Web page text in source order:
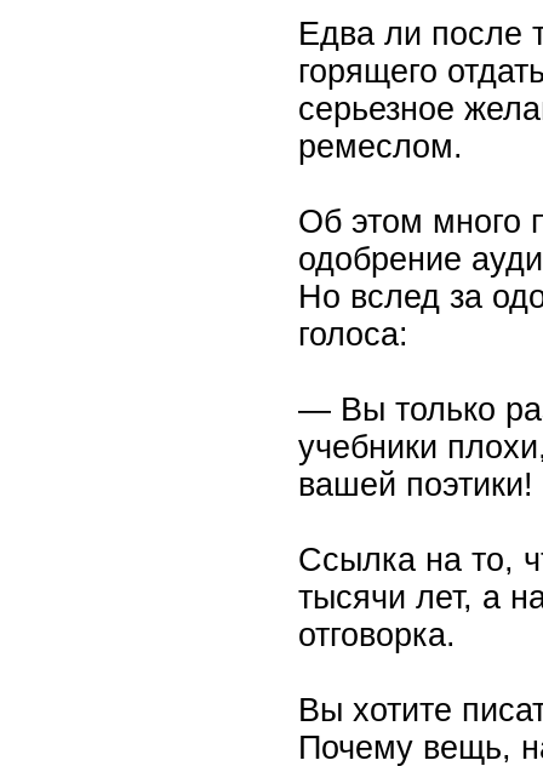
Едва ли после
горящего
серьезное
ремеслом.
Об этом много
одобрение
Но вслед за
голоса:
— Вы только
учебники
вашей
Ссылка на то,
тысячи лет, а
отговорка.
Вы хотите
Почему вещь,